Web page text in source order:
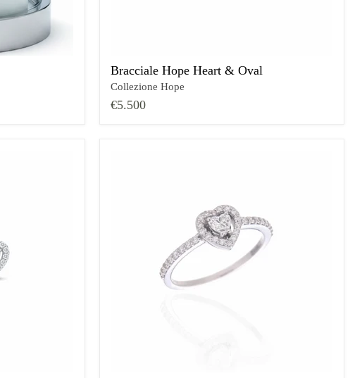
Bracciale Hope Heart & Oval
Collezione Hope
€5.500